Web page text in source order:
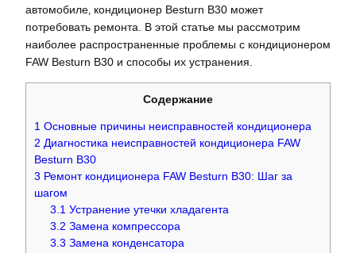
автомобиле‚ кондиционер Besturn B30 может
потребовать ремонта. В этой статье мы рассмотрим
наиболее распространенные проблемы с кондиционером
FAW Besturn B30 и способы их устранения.
Содержание
1 Основные причины неисправностей кондиционера
2 Диагностика неисправностей кондиционера FAW
Besturn B30
3 Ремонт кондиционера FAW Besturn B30: Шаг за
шагом
3.1 Устранение утечки хладагента
3.2 Замена компрессора
3.3 Замена конденсатора